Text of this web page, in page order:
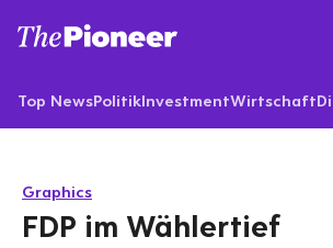
Top NewsPolitikInvestmentWirtschaft
Graphics
FDP im Wählertief